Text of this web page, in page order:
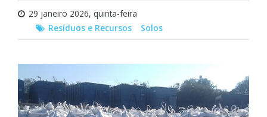
29 janeiro 2026, quinta-feira
Resíduos e Recursos
Solos